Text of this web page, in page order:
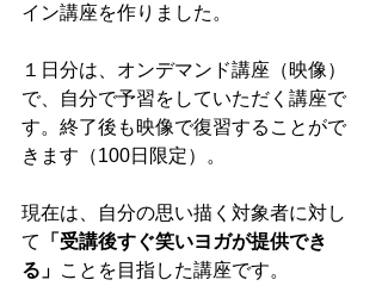
イン講座を作りました。
１日分は、オンデマンド講座（映像）
で、自分で予習をしていただく講座で
す。終了後も映像で復習することがで
きます（100日限定）。
現在は、自分の思い描く対象者に対し
て
「受講後すぐ笑いヨガが提供でき
る」 ことを目指した講座です。